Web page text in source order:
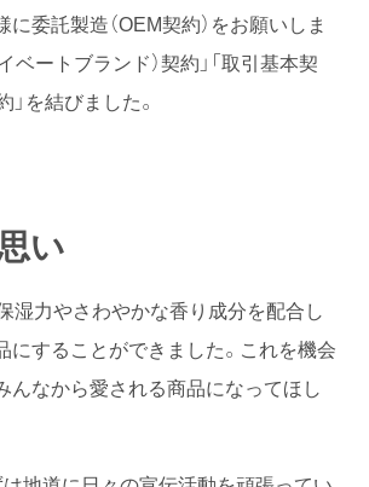
に委託製造（OEM契約）をお願いしま
ベートブランド）契約」「取引基本契
」を結びました。
い
保湿力やさわやかな香り成分を配合し
にすることができました。これを機会
んなから愛される商品になってほし